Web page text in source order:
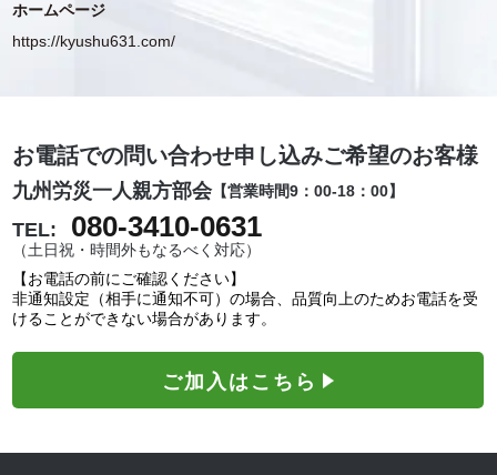
ホームページ
https://kyushu631.com/
お電話での問い合わせ申し込みご希望のお客様
九州労災一人親方部会【営業時間9：00-18：00】
TEL: 080-3410-0631
（土日祝・時間外もなるべく対応）
【お電話の前にご確認ください】
非通知設定（相手に通知不可）の場合、品質向上のためお電話を受
けることができない場合があります。
ご加入はこちら